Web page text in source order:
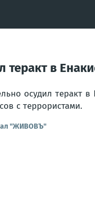
в
осудил теракт
с террористами.
"ЖИВОВЪ"